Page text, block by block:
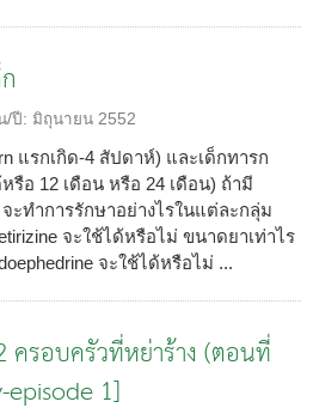
/ปี: มิถุนายน 2552
แรกเกิด-4 สัปดาห์) และเด็กทารก
รือ 12 เดือน หรือ 24 เดือน) ถ้ามี
ะทำการรักษาอย่างไรในแต่ละกลุ่ม
จะใช้ได้หรือไม่ ขนาดยาเท่าไร
จะใช้ได้หรือไม่ ...
รอบครัวที่หย่าร้าง (ตอนที่
episode 1]